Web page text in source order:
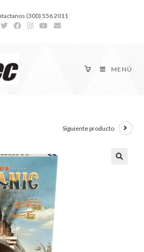
(300) 556 2011
MENÚ
Siguiente producto